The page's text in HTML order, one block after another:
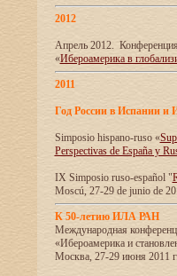
2012
Апрель 2012.
«Ибероамерика в
2011
Год России в Испании и
Simposio hispano-ruso «
Perspectivas de España y
IX Simposio ruso-español "
Moscú, 27-29 de junio de
К 50-летию ИЛА РАН
Международная
«Ибероамерика и
Москва, 27-29 июня 2011